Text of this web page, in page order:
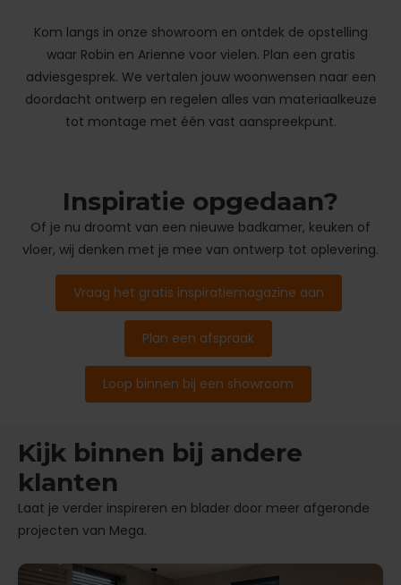
Kom langs in onze showroom en ontdek de opstelling
waar Robin en Arienne voor vielen. Plan een gratis
adviesgesprek. We vertalen jouw woonwensen naar een
doordacht ontwerp en regelen alles van materiaalkeuze
tot montage met één vast aanspreekpunt.
Inspiratie opgedaan?
Of je nu droomt van een nieuwe badkamer, keuken of
vloer, wij denken met je mee van ontwerp tot oplevering.
Vraag het gratis inspiratiemagazine aan
Plan een afspraak
Loop binnen bij een showroom
Kijk binnen bij andere
klanten
Laat je verder inspireren en blader door meer afgeronde
projecten van Mega.